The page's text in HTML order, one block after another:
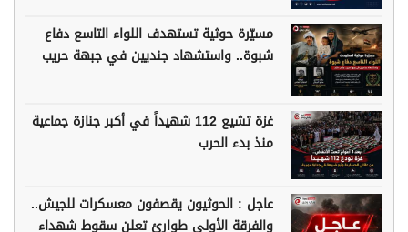
مسيّرة حوثية تستهدف اللواء التاسع دفاع
شبوة.. واستشهاد جنديين في جبهة حريب
غزة تشيع 112 شهيداً في أكبر جنازة جماعية
منذ بدء الحرب
عاجل : الحوثيون يقصفون معسكرات للجيش..
والفرقة الأولى طوارئ تعلن سقوط شهداء